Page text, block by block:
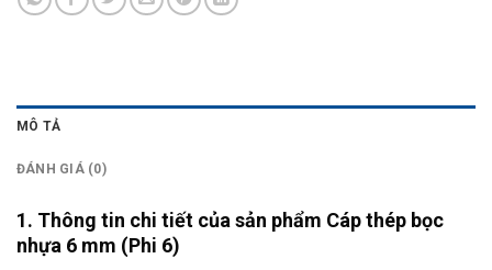
MÔ TẢ
ĐÁNH GIÁ (0)
1. Thông tin chi tiết của sản phẩm Cáp thép bọc
nhựa 6 mm (Phi 6)